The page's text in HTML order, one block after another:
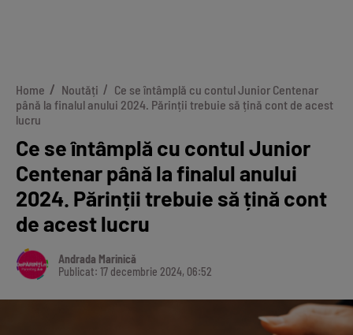
Home Noutăți
Ce se întâmplă cu contul Junior Centenar
până la finalul anului 2024. Părinții trebuie să țină cont de acest
lucru
Ce se întâmplă cu contul Junior
Centenar până la finalul anului
2024. Părinții trebuie să țină cont
de acest lucru
Andrada Marinică
Publicat: 17 decembrie 2024, 06:52